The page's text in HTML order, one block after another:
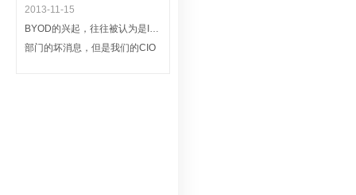
2013-11-15
BYOD的兴起，往往被认为是IT
部门的坏消息，但是我们的CIO